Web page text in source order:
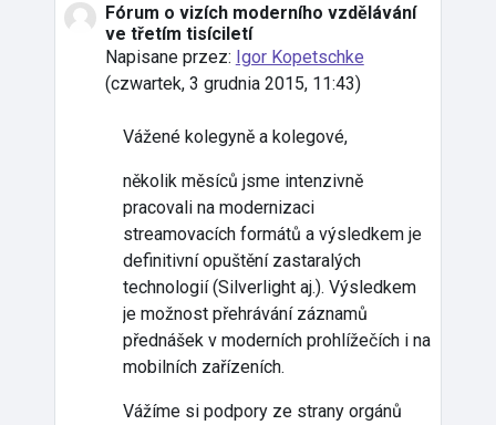
Fórum o vizích moderního vzdělávání
ve třetím tisíciletí
Napisane przez: Igor Kopetschke
(czwartek, 3 grudnia 2015, 11:43)
Liczba odpowiedzi: 0
Vážené kolegyně a kolegové,
několik měsíců jsme intenzivně
pracovali na modernizaci
streamovacích formátů a výsledkem je
definitivní opuštění zastaralých
technologií (Silverlight aj.). Výsledkem
je možnost přehrávání záznamů
přednášek v moderních prohlížečích i na
mobilních zařízeních.
Vážíme si podpory ze strany orgánů